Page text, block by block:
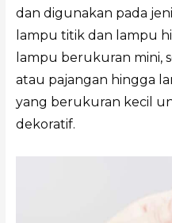
dan digunakan pada
lampu titik dan lampu
lampu berukuran mini,
atau pajangan hingga
yang berukuran kecil
dekoratif.